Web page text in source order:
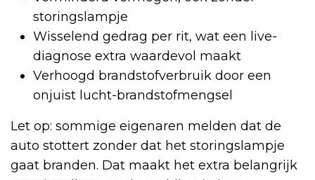
storingslampje
Wisselend gedrag per rit, wat een live-
diagnose extra waardevol maakt
Verhoogd brandstofverbruik door een
onjuist lucht-brandstofmengsel
Let op: sommige eigenaren melden dat de
auto stottert zonder dat het storingslampje
gaat branden. Dat maakt het extra belangrijk